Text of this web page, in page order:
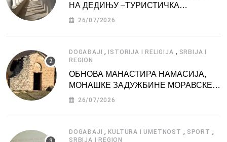
НА ДЕДИЊУ –ТУРИСТИЧКА
АТРАКЦИЈА
26/07/2026
DOGAĐAJI , ISTORIJA I RELIGIJA , SRBIJA I
REGION
ОБНОВА МАНАСТИРА НАМАСИЈА,
МОНАШКЕ ЗАДУЖБИНЕ МОРАВСКЕ
СРБИЈЕ
26/07/2026
DOGAĐAJI ,KULTURA I UMETNOST , SPORT ,
SRBIJA I REGION